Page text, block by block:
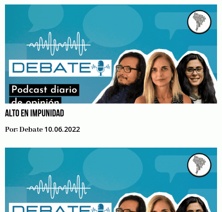
ALTO EN IMPUNIDAD
Por:Debate 10.06.2022